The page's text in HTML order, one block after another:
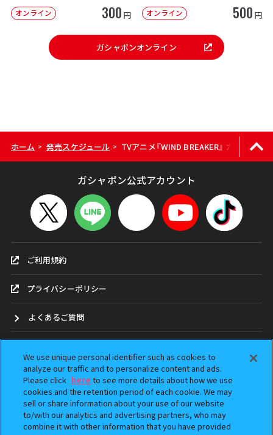
オンライン 300 円 オンライン 500 円
ガシャポンオンライン
ホーム > 発売スケジュール > TVアニメ『WIND BREAKER』 カプセルラ
ガシャポン公式アカウント
ご利用規約
プライバシーポリシー
よくあるご質問
ガシャポンどこ？
アンケート
ウェブアクセシビリティ方針
We use unique personal identifier such as cookies to
analyze our traffic and to personalize content and ads.
Please click here to see more details about how we use
cookies and the retention period of each cookie. We may
sell or share information about your use of our website
to/with our analytics and advertising partners, who may
combine it with other information that you have provided